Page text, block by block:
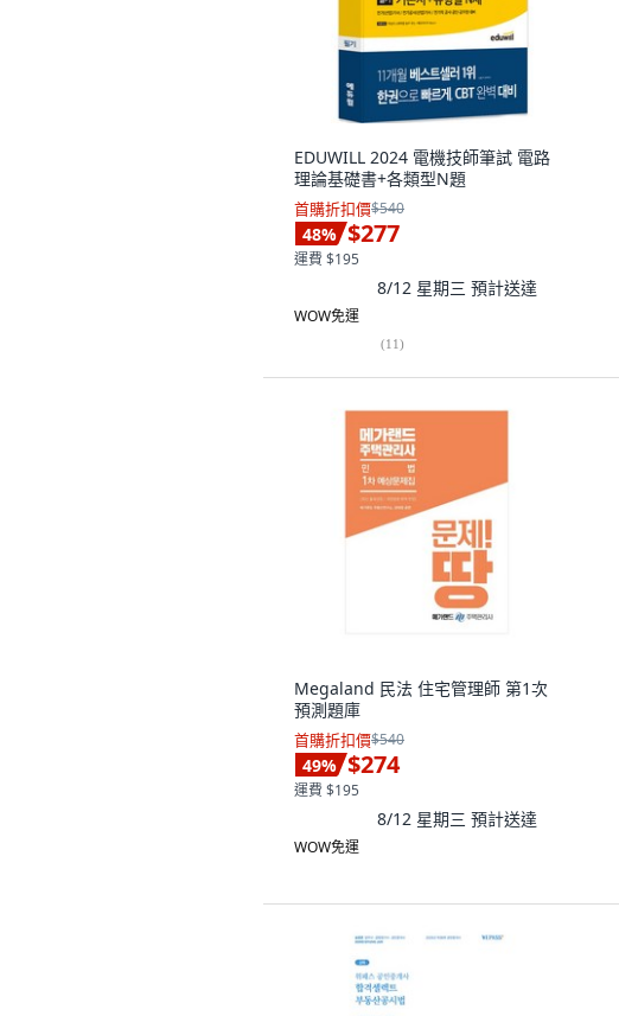
EDUWILL 2024 電機技師筆試 電路
理論基礎書+各類型N題
首購折扣價$540
48% $277
運費 $195
8/12 星期三 預計送達
WOW免運
(11)
Megaland 民法 住宅管理師 第1次
預測題庫
首購折扣價$540
49% $274
運費 $195
8/12 星期三 預計送達
WOW免運